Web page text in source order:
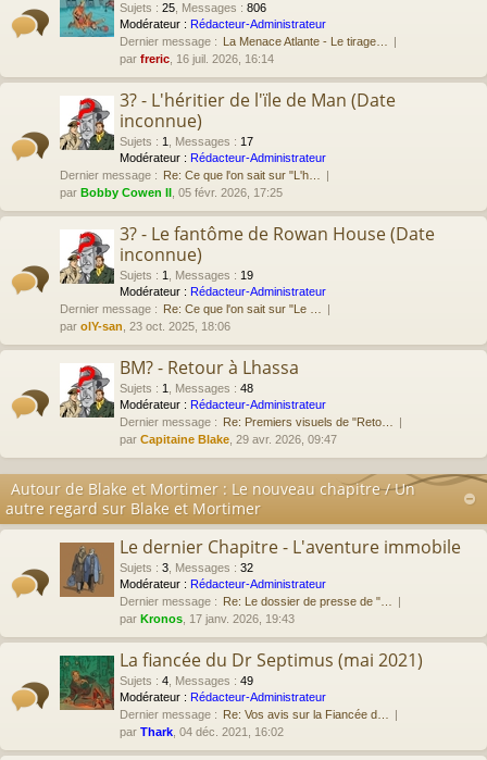
Sujets : 25 Messages : 806
Modérateur : Rédacteur-Administrateur
Dernier message : La Menace Atlante - Le tirage…
par freric , 16 juil. 2026, 16:14
3? - L'héritier de l'ïle de Man (Date
inconnue)
Sujets : 1 Messages : 17
Modérateur : Rédacteur-Administrateur
Dernier message : Re: Ce que l'on sait sur "L'h…
par Bobby Cowen II , 05 févr. 2026, 17:25
3? - Le fantôme de Rowan House (Date
inconnue)
Sujets : 1 Messages : 19
Modérateur : Rédacteur-Administrateur
Dernier message : Re: Ce que l'on sait sur "Le …
par olY-san , 23 oct. 2025, 18:06
BM? - Retour à Lhassa
Sujets : 1 Messages : 48
Modérateur : Rédacteur-Administrateur
Dernier message : Re: Premiers visuels de "Reto…
par Capitaine Blake , 29 avr. 2026, 09:47
Autour de Blake et Mortimer : Le nouveau chapitre / Un
autre regard sur Blake et Mortimer
Le dernier Chapitre - L'aventure immobile
Sujets : 3 Messages : 32
Modérateur : Rédacteur-Administrateur
Dernier message : Re: Le dossier de presse de "…
par Kronos , 17 janv. 2026, 19:43
La fiancée du Dr Septimus (mai 2021)
Sujets : 4 Messages : 49
Modérateur : Rédacteur-Administrateur
Dernier message : Re: Vos avis sur la Fiancée d…
par Thark , 04 déc. 2021, 16:02